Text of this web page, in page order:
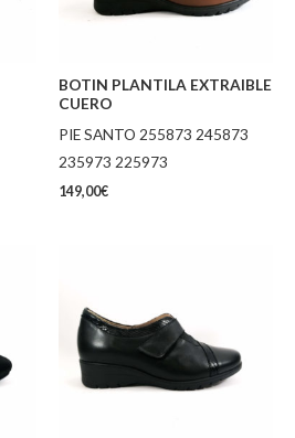
BOTIN PLANTILA EXTRAIBLE
CUERO
PIE SANTO 255873 245873
235973 225973
149,00€